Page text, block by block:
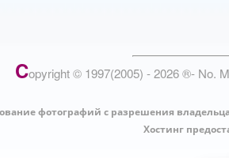
Copyright © 1997(2005) -2026®- No.
фотографий с разрешения
Хостинг